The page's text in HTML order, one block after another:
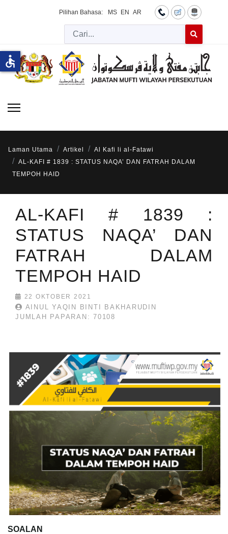
Pilihan Bahasa: MS EN AR
Cari
Laman Utama Artikel
Al Kafi li al-Fatawi
AL-KAFI # 1839 : STATUS NAQA’ DAN FATRAH DALAM
TEMPOH HAID
AL-KAFI # 1839 :
STATUS NAQA’ DAN
FATRAH DALAM
TEMPOH HAID
22 OKTOBER 2021
AINUL YAQIN BINTI BAKHARUDIN
JUMLAH PAPARAN: 70108
SOALAN
accessible